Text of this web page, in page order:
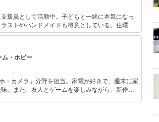
援員として活動中。子どもと一緒に本気になっ
ストやハンドメイドも得意としている。住環境
教室、そして美味しい除去食教室などを開講。
ム・ホビー
・カメラ」分野を担当。家電が好きで、週末に家
。また、友人とゲームを楽しみながら、新作タ